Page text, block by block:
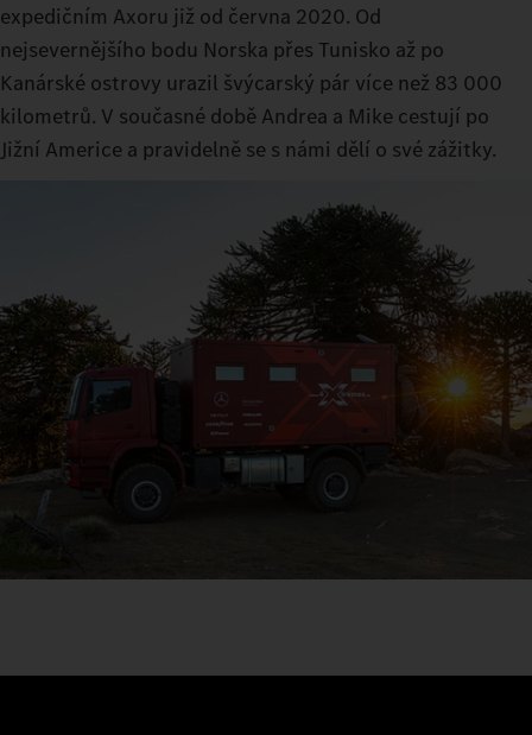
expedičním Axoru již od června 2020. Od
nejsevernějšího bodu Norska přes Tunisko až po
Kanárské ostrovy urazil švýcarský pár více než 83 000
kilometrů. V současné době Andrea a Mike cestují po
Jižní Americe a pravidelně se s námi dělí o své zážitky.